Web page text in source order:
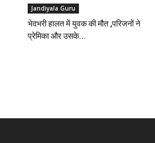
Jandiyala Guru
भेदभरी हालत में युवक की मौत ,परिजनों ने
प्रेमिका और उसके...